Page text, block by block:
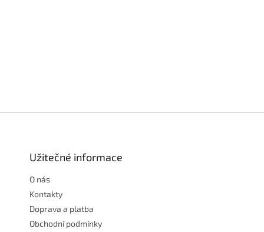
Užitečné informace
O nás
Kontakty
Doprava a platba
Obchodní podmínky